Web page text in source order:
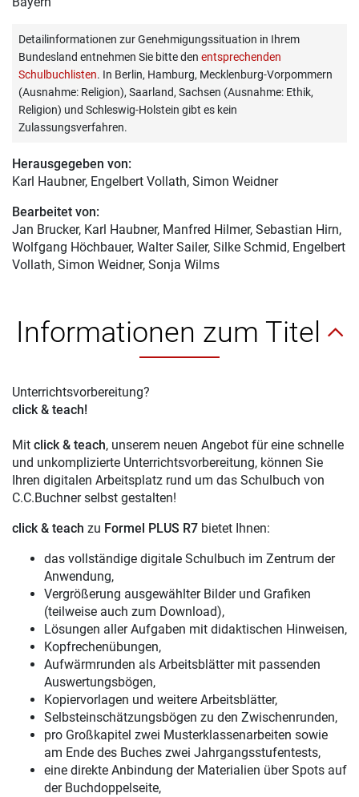
Detailinformationen zur Genehmigungssituation in Ihrem
Bundesland entnehmen Sie bitte den entsprechenden
Schulbuchlisten. In Berlin, Hamburg, Mecklenburg-Vorpommern
(Ausnahme: Religion), Saarland, Sachsen (Ausnahme: Ethik,
Religion) und Schleswig-Holstein gibt es kein
Zulassungsverfahren.
Herausgegeben von:
Karl Haubner, Engelbert Vollath, Simon Weidner
Bearbeitet von:
Jan Brucker, Karl Haubner, Manfred Hilmer, Sebastian Hirn,
Wolfgang Höchbauer, Walter Sailer, Silke Schmid, Engelbert
Vollath, Simon Weidner, Sonja Wilms
Informationen zum Titel
Unterrichtsvorbereitung?
click & teach!
Mit click & teach, unserem neuen Angebot für eine schnelle
und unkomplizierte Unterrichtsvorbereitung, können Sie
Ihren digitalen Arbeitsplatz rund um das Schulbuch von
C.C.Buchner selbst gestalten!
click & teach zu Formel PLUS R7 bietet Ihnen:
das vollständige digitale Schulbuch im Zentrum der
Anwendung,
Vergrößerung ausgewählter Bilder und Grafiken
(teilweise auch zum Download),
Lösungen aller Aufgaben mit didaktischen Hinweisen,
Kopfrechenübungen,
Aufwärmrunden als Arbeitsblätter mit passenden
Auswertungsbögen,
Kopiervorlagen und weitere Arbeitsblätter,
Selbsteinschätzungsbögen zu den Zwischenrunden,
pro Großkapitel zwei Musterklassenarbeiten sowie
am Ende des Buches zwei Jahrgangsstufentests,
eine direkte Anbindung der Materialien über Spots auf
der Buchdoppelseite,